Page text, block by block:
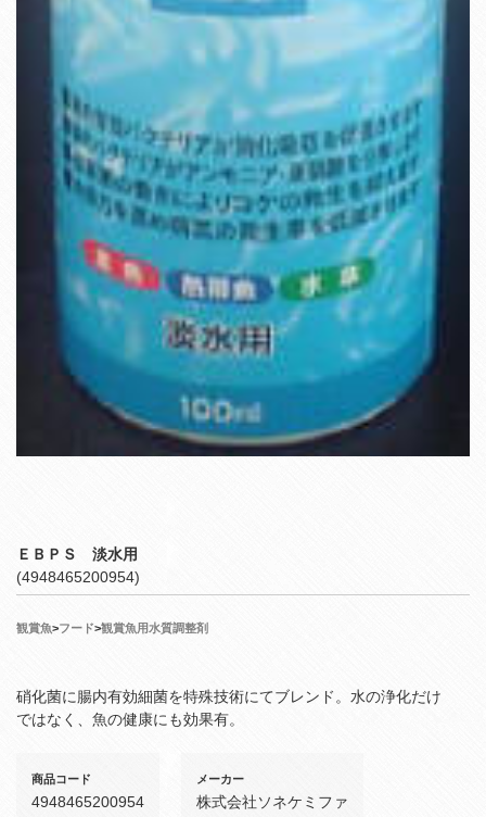
ＥＢＰＳ 淡水用
(4948465200954)
観賞魚>フード>観賞魚用水質調整剤
硝化菌に腸内有効細菌を特殊技術にてブレンド。水の浄化だけ
ではなく、魚の健康にも効果有。
商品コード
4948465200954
メーカー
株式会社ソネケミファ